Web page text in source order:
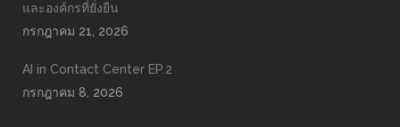
และองค์กรที่ยั่งยืน
กรกฎาคม 21, 2026
AI in Contact Center EP.2
กรกฎาคม 8, 2026